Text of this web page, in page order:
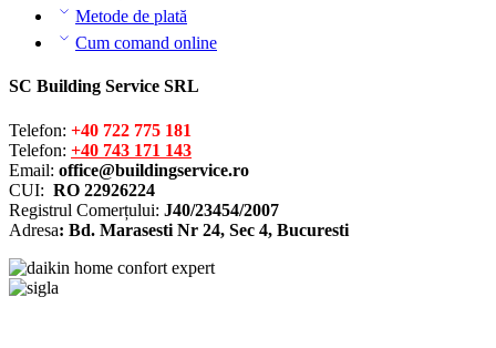
Metode de plată
Cum comand online
SC Building Service SRL
Telefon: +40 722 775 181
Telefon: +40 743 171 143
Email: office@buildingservice.ro
CUI: RO 22926224
Registrul Comerțului: J40/23454/2007
Adresa: Bd. Marasesti Nr 24, Sec 4, Bucuresti